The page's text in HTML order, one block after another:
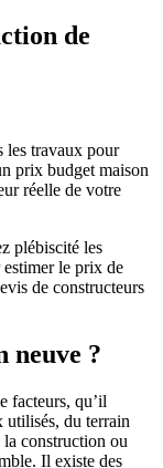
de
les travaux pour
prix budget maison
réelle de votre
plébiscité les
estimer le prix de
de constructeurs
neuve ?
facteurs, qu’il
utilisés, du terrain
construction ou
Il existe des